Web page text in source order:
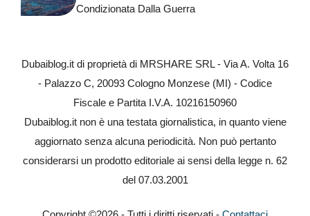
Condizionata Dalla Guerra
Dubaiblog.it di proprietà di MRSHARE SRL - Via A. Volta 16
- Palazzo C, 20093 Cologno Monzese (MI) - Codice
Fiscale e Partita I.V.A. 10216150960
Dubaiblog.it non è una testata giornalistica, in quanto viene
aggiornato senza alcuna periodicità. Non può pertanto
considerarsi un prodotto editoriale ai sensi della legge n. 62
del 07.03.2001